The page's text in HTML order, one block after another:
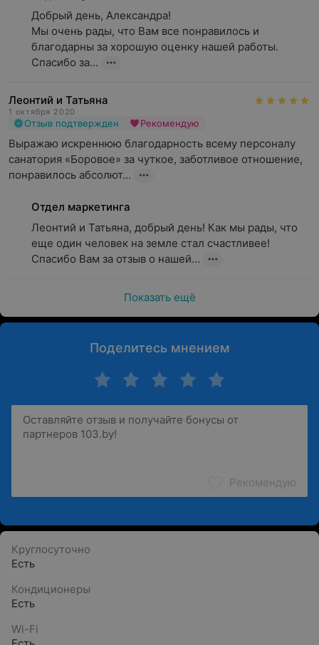
Добрый день, Александра!
Мы очень рады, что Вам все понравилось и
благодарны за хорошую оценку нашей работы.
Спасибо за...
Леонтий и Татьяна
1 октября 2020
Отзыв подтвержден Рекомендую
Выражаю искреннюю благодарность всему персоналу
санатория «Боровое» за чуткое, заботливое отношение,
понравилось абсолют...
Отдел маркетинга
Леонтий и Татьяна, добрый день! Как мы рады, что
еще один человек на земле стал счастливее!
Спасибо Вам за отзыв о нашей...
Показать ещё
Поделитесь мнением
Рекомендую
Круглосуточно
Есть
Кондиционеры
Есть
Wi-Fi